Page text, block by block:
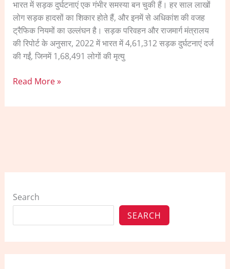
भारत में सड़क दुर्घटनाएं एक गंभीर समस्या बन चुकी हैं। हर साल लाखों
लोग सड़क हादसों का शिकार होते हैं, और इनमें से अधिकांश की वजह
ट्रैफिक नियमों का उल्लंघन है। सड़क परिवहन और राजमार्ग मंत्रालय
की रिपोर्ट के अनुसार, 2022 में भारत में 4,61,312 सड़क दुर्घटनाएं दर्ज
की गईं, जिनमें 1,68,491 लोगों की मृत्यु
Read More »
Search
SEARCH